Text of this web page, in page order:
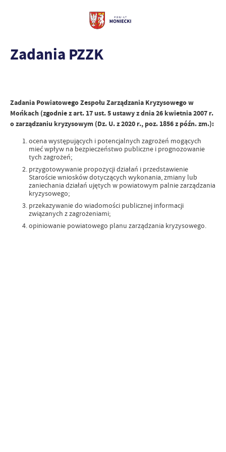
Zadania PZZK
Zadania Powiatowego Zespołu Zarządzania Kryzysowego w
Mońkach (zgodnie z art. 17 ust. 5 ustawy z dnia 26 kwietnia 2007 r.
o zarządzaniu kryzysowym (Dz. U. z 2020 r., poz. 1856 z późn. zm.):
ocena występujących i potencjalnych zagrożeń mogących
mieć wpływ na bezpieczeństwo publiczne i prognozowanie
tych zagrożeń;
przygotowywanie propozycji działań i przedstawienie
Staroście wniosków dotyczących wykonania, zmiany lub
zaniechania działań ujętych w powiatowym palnie zarządzania
kryzysowego;
przekazywanie do wiadomości publicznej informacji
związanych z zagrożeniami;
opiniowanie powiatowego planu zarządzania kryzysowego.